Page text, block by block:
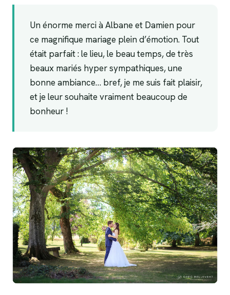
Un énorme merci à Albane et Damien pour
ce magnifique mariage plein d’émotion. Tout
était parfait : le lieu, le beau temps, de très
beaux mariés hyper sympathiques, une
bonne ambiance… bref, je me suis fait plaisir,
et je leur souhaite vraiment beaucoup de
bonheur !